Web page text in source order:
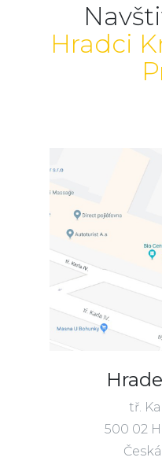
Hradci
tř.
500 02